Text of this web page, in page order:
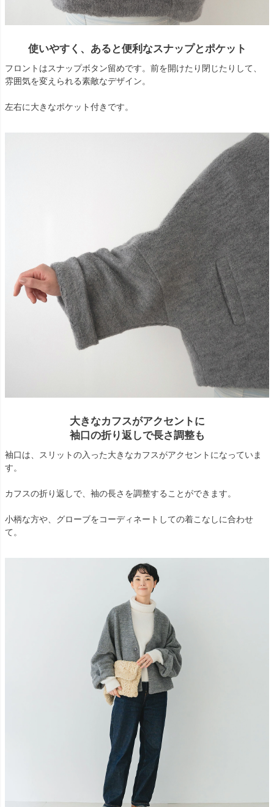
使いやすく、あると便利なスナップとポケット
フロントはスナップボタン留めです。前を開けたり閉じたりして、
雰囲気を変えられる素敵なデザイン。
左右に大きなポケット付きです。
大きなカフスがアクセントに
袖口の折り返しで長さ調整も
袖口は、スリットの入った大きなカフスがアクセントになっていま
す。
カフスの折り返しで、袖の長さを調整することができます。
小柄な方や、グローブをコーディネートしての着こなしに合わせ
て。